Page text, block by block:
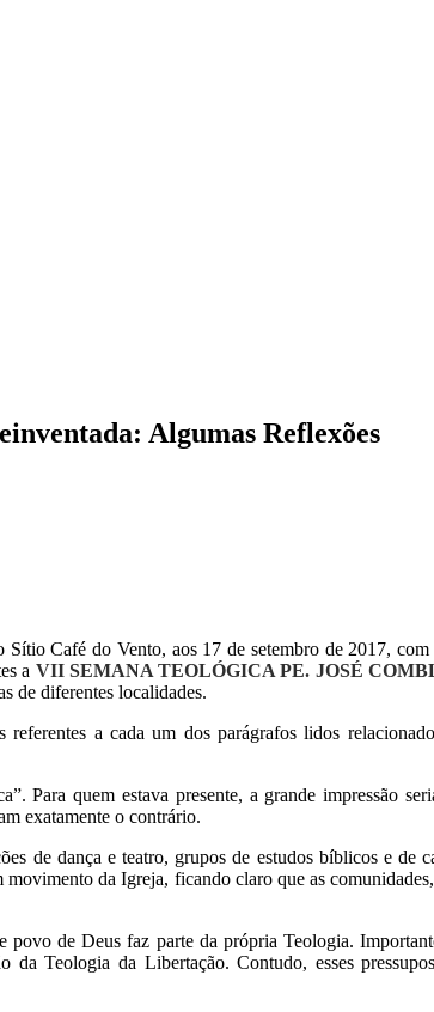
Algumas Reflexões
Café do Vento, aos 17 de setembro de 2017,
a VII SEMANA TEOLÓGICA PE. JOSÉ
de diferentes localidades.
referentes a cada um dos parágrafos lidos
Para quem estava presente, a grande impressão
exatamente o contrário.
de dança e teatro, grupos de estudos bíblicos e de
da Igreja, ficando claro que as
de Deus faz parte da própria Teologia.
Teologia da Libertação. Contudo, esses